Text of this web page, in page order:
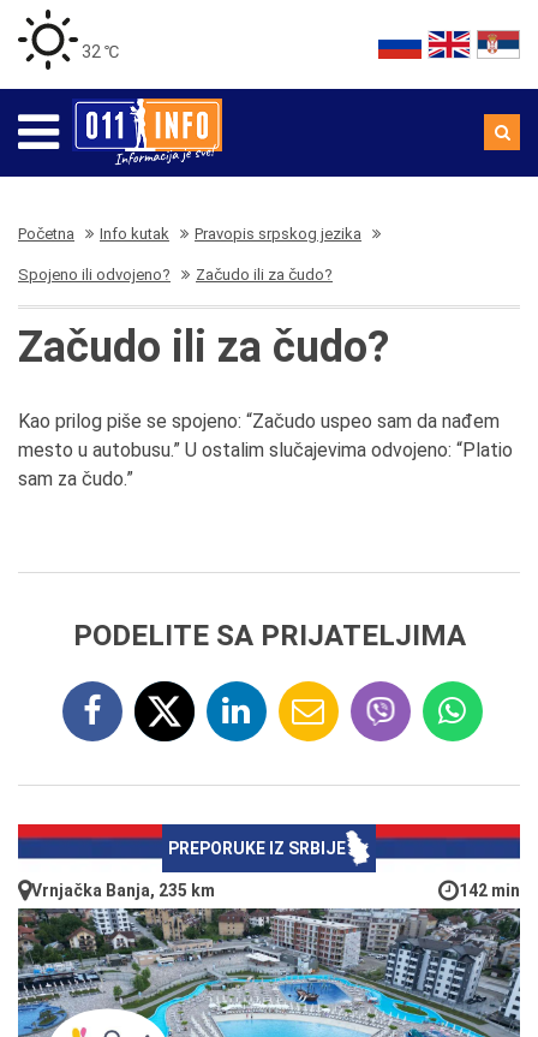
32 ℃
Početna Info kutak Pravopis srpskog jezika
Spojeno ili odvojeno? Začudo ili za čudo?
Začudo ili za čudo?
Kao prilog piše se spojeno: “Začudo uspeo sam da nađem
mesto u autobusu.” U ostalim slučajevima odvojeno: “Platio
sam za čudo.”
PODELITE SA PRIJATELJIMA
PREPORUKE IZ SRBIJE
Vrnjačka Banja, 235 km 142 min